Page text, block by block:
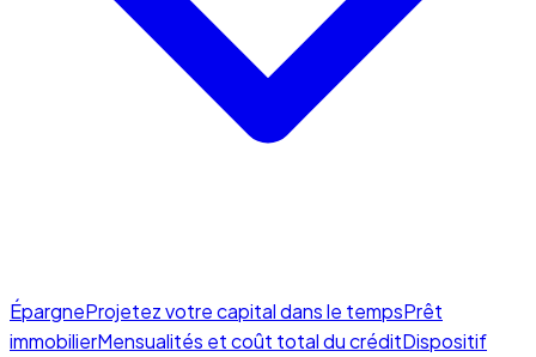
ÉpargneProjetez votre capital dans le tempsPrêt
immobilierMensualités et coût total du créditDispositif